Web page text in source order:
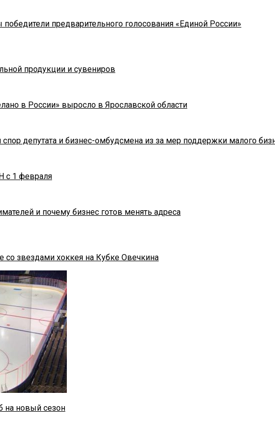
предварительного голосования «Единой России»
продукции и сувениров
в России» выросло в Ярославской области
депутата и бизнес-омбудсмена из за мер поддержки малого
с 1 февраля
и почему бизнес готов менять адреса
со звездами хоккея на Кубке Овечкина
на новый сезон